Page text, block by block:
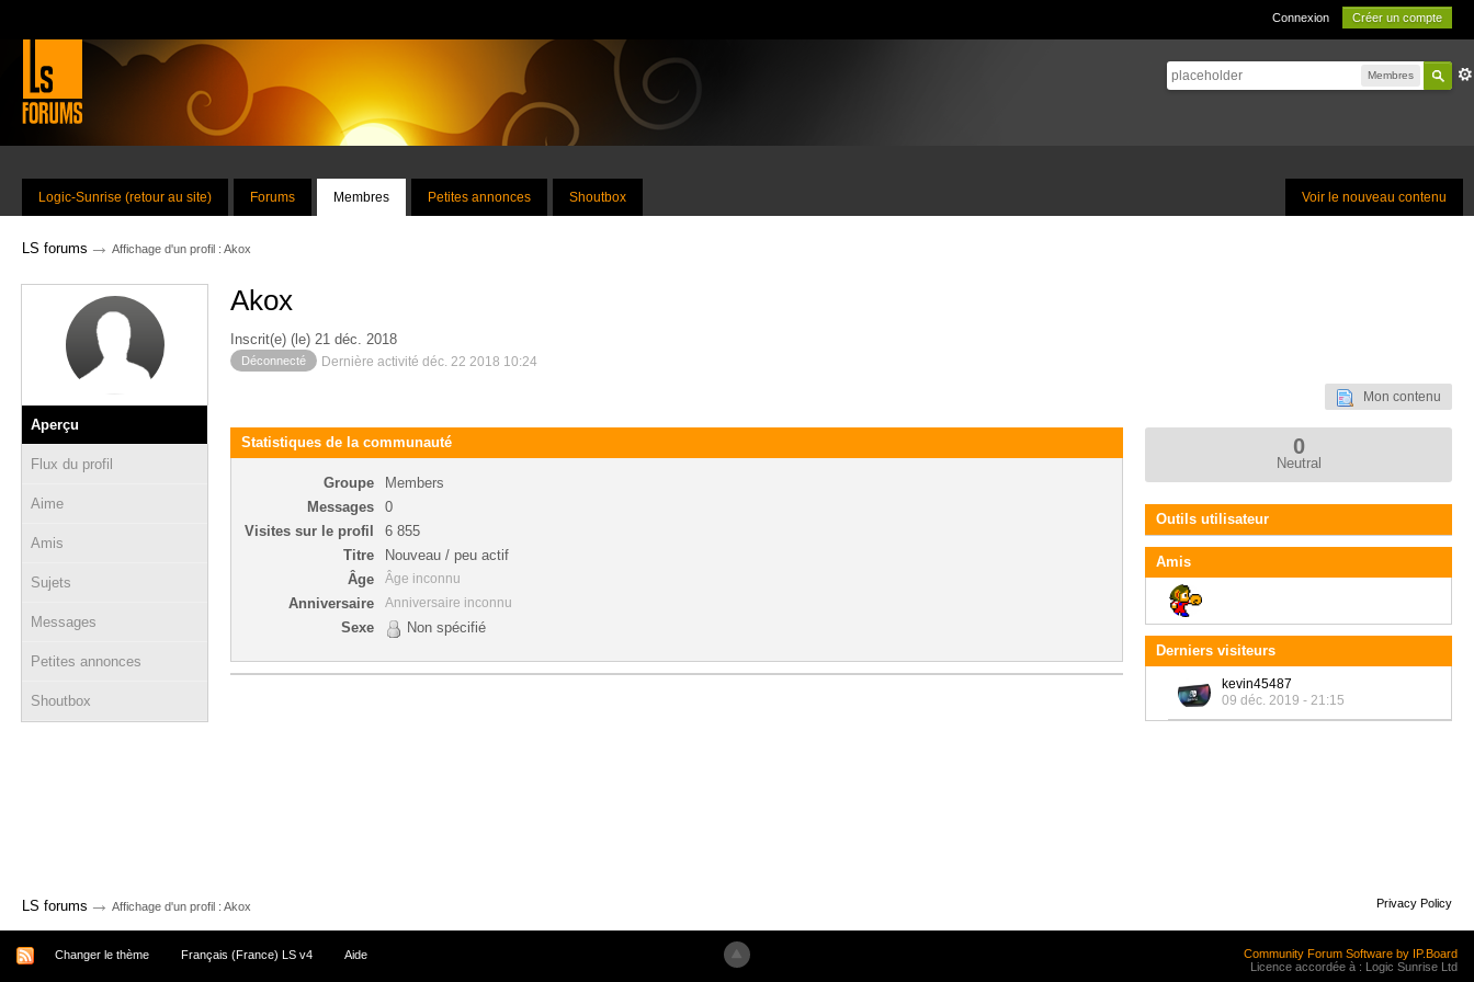
Connexion Créer un compte
Membres
Voir le nouveau contenu
Logic-Sunrise (retour au site) Forums Membres Petites annonces Shoutbox
LS forums → Affichage d'un profil : Akox
Aperçu
Flux du profil
Aime
Amis
Sujets
Messages
Petites annonces
Shoutbox
Akox
Inscrit(e) (le) 21 déc. 2018
Déconnecté Dernière activité déc. 22 2018 10:24
Mon contenu
Statistiques de la communauté
Groupe
Members
Messages
0
Visites sur le profil
6 855
Titre
Nouveau / peu actif
Âge
Âge inconnu
Anniversaire Anniversaire inconnu
Sexe Non spécifié
0
Neutral
Outils utilisateur
Amis
Derniers visiteurs
kevin45487
09 déc. 2019 - 21:15
LS forums → Affichage d'un profil : Akox Privacy Policy
Changer le thème Français (France) LS v4 Aide
Community Forum Software by IP.Board
Licence accordée à : Logic Sunrise Ltd